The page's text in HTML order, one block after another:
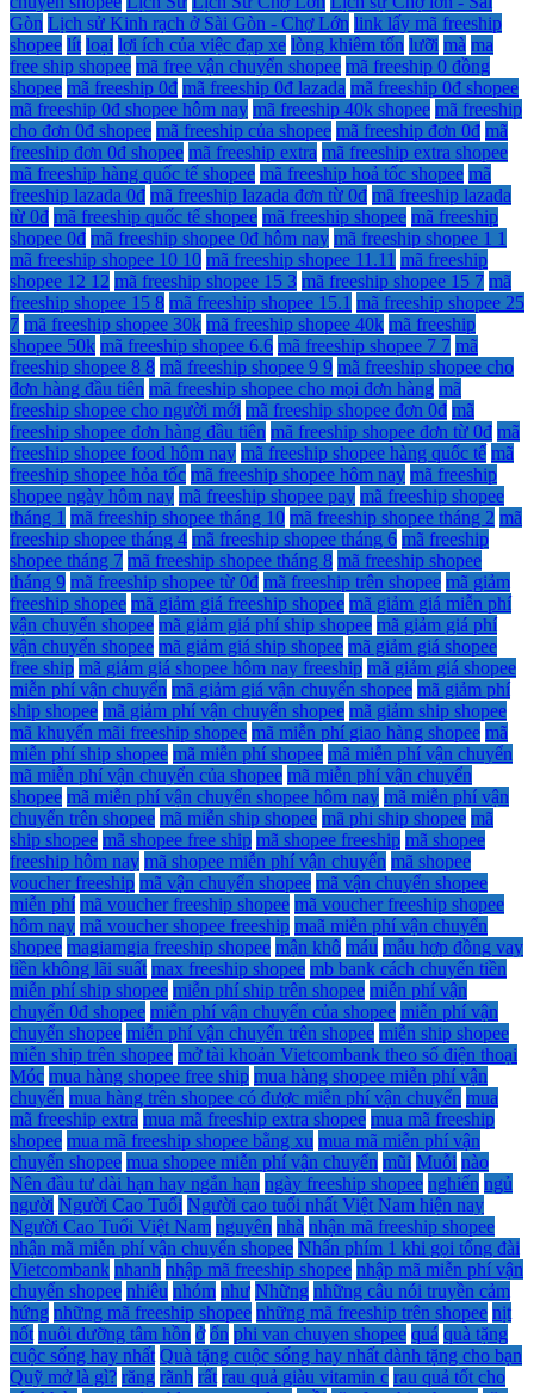
Gòn Lịch sử Kinh rạch ở Sài Gòn - Chợ Lớn link lấy mã freeship
shopee lít loại lợi ích của việc đạp xe lòng khiêm tốn lưỡi mà ma
free ship shopee mã free vận chuyển shopee mã freeship 0 đồng
shopee mã freeship 0đ mã freeship 0đ lazada mã freeship 0đ shopee
mã freeship 0đ shopee hôm nay mã freeship 40k shopee mã freeship
cho đơn 0đ shopee mã freeship của shopee mã freeship đơn 0đ mã
freeship đơn 0đ shopee mã freeship extra mã freeship extra shopee
mã freeship hàng quốc tế shopee mã freeship hoả tốc shopee mã
freeship lazada 0đ mã freeship lazada đơn từ 0đ mã freeship lazada
từ 0đ mã freeship quốc tế shopee mã freeship shopee mã freeship
shopee 0đ mã freeship shopee 0đ hôm nay mã freeship shopee 1 1
mã freeship shopee 10 10 mã freeship shopee 11.11 mã freeship
shopee 12 12 mã freeship shopee 15 3 mã freeship shopee 15 7 mã
freeship shopee 15 8 mã freeship shopee 15.1 mã freeship shopee 25
7 mã freeship shopee 30k mã freeship shopee 40k mã freeship
shopee 50k mã freeship shopee 6.6 mã freeship shopee 7 7 mã
freeship shopee 8 8 mã freeship shopee 9 9 mã freeship shopee cho
đơn hàng đầu tiên mã freeship shopee cho mọi đơn hàng mã
freeship shopee cho người mới mã freeship shopee đơn 0đ mã
freeship shopee đơn hàng đầu tiên mã freeship shopee đơn từ 0đ mã
freeship shopee food hôm nay mã freeship shopee hàng quốc tế mã
freeship shopee hỏa tốc mã freeship shopee hôm nay mã freeship
shopee ngày hôm nay mã freeship shopee pay mã freeship shopee
tháng 1 mã freeship shopee tháng 10 mã freeship shopee tháng 2 mã
freeship shopee tháng 4 mã freeship shopee tháng 6 mã freeship
shopee tháng 7 mã freeship shopee tháng 8 mã freeship shopee
tháng 9 mã freeship shopee từ 0đ mã freeship trên shopee mã giảm
freeship shopee mã giảm giá freeship shopee mã giảm giá miễn phí
vận chuyển shopee mã giảm giá phí ship shopee mã giảm giá phí
vận chuyển shopee mã giảm giá ship shopee mã giảm giá shopee
free ship mã giảm giá shopee hôm nay freeship mã giảm giá shopee
miễn phí vận chuyển mã giảm giá vận chuyển shopee mã giảm phí
ship shopee mã giảm phí vận chuyển shopee mã giảm ship shopee
mã khuyến mãi freeship shopee mã miễn phí giao hàng shopee mã
miễn phí ship shopee mã miễn phí shopee mã miễn phí vận chuyển
mã miễn phí vận chuyển của shopee mã miễn phí vận chuyển
shopee mã miễn phí vận chuyển shopee hôm nay mã miễn phí vận
chuyển trên shopee mã miễn ship shopee mã phi ship shopee mã
ship shopee mã shopee free ship mã shopee freeship mã shopee
freeship hôm nay mã shopee miễn phí vận chuyển mã shopee
voucher freeship mã vận chuyển shopee mã vận chuyển shopee
miễn phí mã voucher freeship shopee mã voucher freeship shopee
hôm nay mã voucher shopee freeship maã miễn phí vận chuyển
shopee magiamgia freeship shopee mận khô máu mẫu hợp đồng vay
tiền không lãi suất max freeship shopee mb bank cách chuyển tiền
miễn phí ship shopee miễn phí ship trên shopee miễn phí vận
chuyển 0đ shopee miễn phí vận chuyển của shopee miễn phí vận
chuyển shopee miễn phí vận chuyển trên shopee miễn ship shopee
miễn ship trên shopee mở tài khoản Vietcombank theo số điện thoại
Móc mua hàng shopee free ship mua hàng shopee miễn phí vận
chuyển mua hàng trên shopee có được miễn phí vận chuyển mua
mã freeship extra mua mã freeship extra shopee mua mã freeship
shopee mua mã freeship shopee bằng xu mua mã miễn phí vận
chuyển shopee mua shopee miễn phí vận chuyển mũi Muỗi nào
Nên đầu tư dài hạn hay ngắn hạn ngày freeship shopee nghiến ngủ
người Người Cao Tuổi Người cao tuổi nhất Việt Nam hiện nay
Người Cao Tuổi Việt Nam nguyên nhà nhận mã freeship shopee
nhận mã miễn phí vận chuyển shopee Nhấn phím 1 khi gọi tổng đài
Vietcombank nhanh nhập mã freeship shopee nhập mã miễn phí vận
chuyển shopee nhiêu nhóm như Những những câu nói truyền cảm
hứng những mã freeship shopee những mã freeship trên shopee nịt
nốt nuôi dưỡng tâm hồn ở ổn phi van chuyen shopee quá quà tặng
cuộc sống hay nhất Quà tặng cuộc sống hay nhất dành tặng cho bạn
Quỹ mở là gì? răng rãnh rất rau quả giàu vitamin c rau quả tốt cho